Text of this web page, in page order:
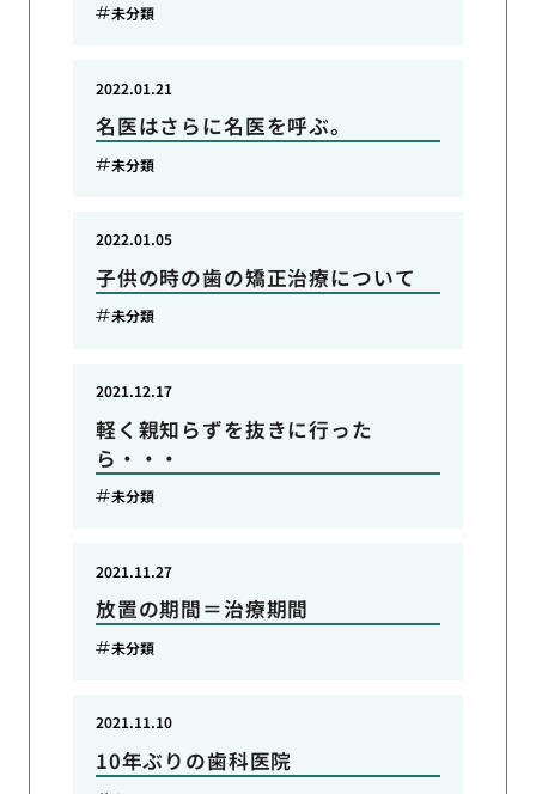
未分類
名医はさらに名医を呼ぶ。
2022.01.21
未分類
子供の時の歯の矯正治療について
2022.01.05
未分類
軽く親知らずを抜きに行った
ら・・・
2021.12.17
未分類
放置の期間＝治療期間
2021.11.27
未分類
10年ぶりの歯科医院
2021.11.10